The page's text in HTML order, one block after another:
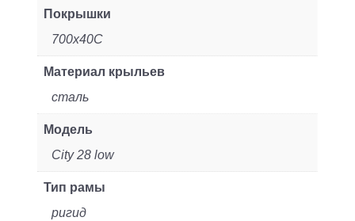
Покрышки
700x40C
Материал крыльев
сталь
Модель
City 28 low
Тип рамы
ригид